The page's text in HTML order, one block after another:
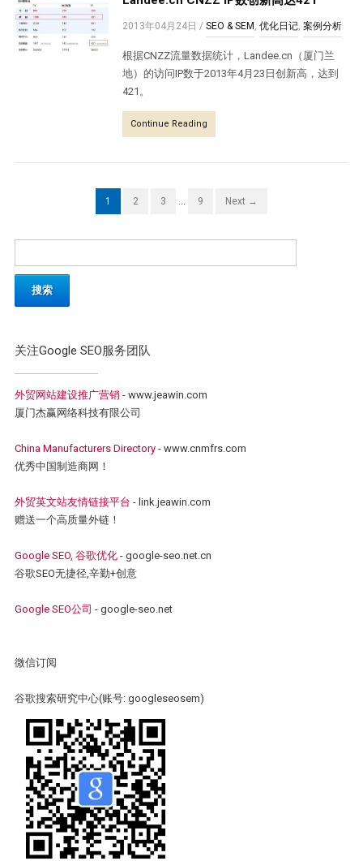
2013年04月24日 /SEO & SEM ,优化日记,案例分析
根据CNZZ流量数据统计，Landee.cn（厦门兰
地）的访问IP数于2013年4月23日创新高，达到
421。
Continue Reading
1 2 3 … 9 Next →
关注Google SEO服务团队
外贸网站建设推广营销 - www.jeawin.com
厦门杰赢网络科技有限公司
China Manufacturers Directory- www.cnmfrs.com
优秀中国制造商网！
外贸英文站友情链接平台 - link.jeawin.com
赠送一个高质量外链！
Google SEO, 谷歌优化- google-seo.net.cn
谷歌SEO无捷径,辛勤+创意
Google SEO公司 - google-seo.net
微信订阅
谷歌搜索研究中心(账号: googleseosem)